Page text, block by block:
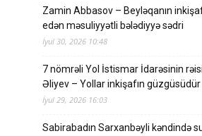
Zamin Abbasov – Beyləqanın
edən məsuliyyətli bələdiyyə sədri
İyul 30, 2026 10:48
7 nömrəli Yol İstismar İdarəsinin
Əliyev – Yollar inkişafın güzgüsüdür
İyul 29, 2026 16:03
Sabirabadın Sarxanbəyli kəndində